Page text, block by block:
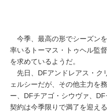
今季、最高の形でシーズン
率いるトーマス・トゥヘル監
を求めているようだ。
先日、DFアンドレアス・ク
ェルシーだが、その他主力を
ー、DFチアゴ・シウヴァ、
契約は今季限りで満了を迎える